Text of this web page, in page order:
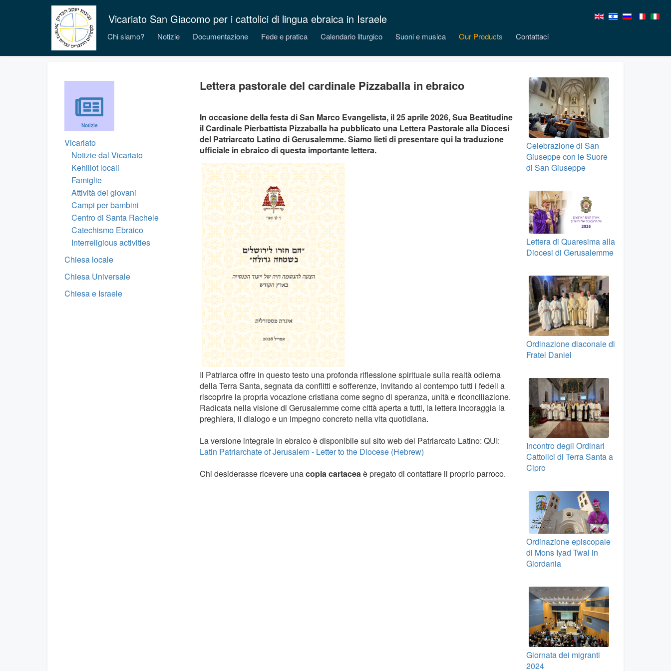
Vicariato San Giacomo per i cattolici di lingua ebraica in Israele
Chi siamo? Notizie Documentazione Fede e pratica Calendario liturgico Suoni e musica Our Products Contattaci
Notizie
Vicariato
Notizie dal Vicariato
Kehillot locali
Famiglie
Attività dei giovani
Campi per bambini
Centro di Santa Rachele
Catechismo Ebraico
Interreligious activities
Chiesa locale
Chiesa Universale
Chiesa e Israele
Lettera pastorale del cardinale Pizzaballa in ebraico
In occasione della festa di San Marco Evangelista, il 25 aprile 2026, Sua Beatitudine
il Cardinale Pierbattista Pizzaballa ha pubblicato una Lettera Pastorale alla Diocesi
del Patriarcato Latino di Gerusalemme. Siamo lieti di presentare qui la traduzione
ufficiale in ebraico di questa importante lettera.
Il Patriarca offre in questo testo una profonda riflessione spirituale sulla realtà odierna
della Terra Santa, segnata da conflitti e sofferenze, invitando al contempo tutti i fedeli a
riscoprire la propria vocazione cristiana come segno di speranza, unità e riconciliazione.
Radicata nella visione di Gerusalemme come città aperta a tutti, la lettera incoraggia la
preghiera, il dialogo e un impegno concreto nella vita quotidiana.
La versione integrale in ebraico è disponibile sul sito web del Patriarcato Latino: QUI:
Latin Patriarchate of Jerusalem - Letter to the Diocese (Hebrew)
Chi desiderasse ricevere unacopia cartacea è pregato di contattare il proprio parroco.
Celebrazione di San
Giuseppe con le Suore
di San Giuseppe
Lettera di Quaresima alla
Diocesi di Gerusalemme
Ordinazione diaconale di
Fratel Daniel
Incontro degli Ordinari
Cattolici di Terra Santa a
Cipro
Ordinazione episcopale
di Mons Iyad Twal in
Giordania
Giornata dei migranti
2024